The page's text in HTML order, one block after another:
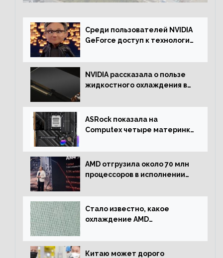
Среди пользователей NVIDIA
GeForce доступ к технологии
NVIDIA рассказала о пользе
жидкостного охлаждения в
ASRock показала на
Computex четыре материнки
включая модели Taichi
AMD отгрузила около 70 млн
процессоров в исполнении
Стало известно, какое
охлаждение AMD
процессора Ryzen 7000 до 5.5
ГГц
Китаю может дорого